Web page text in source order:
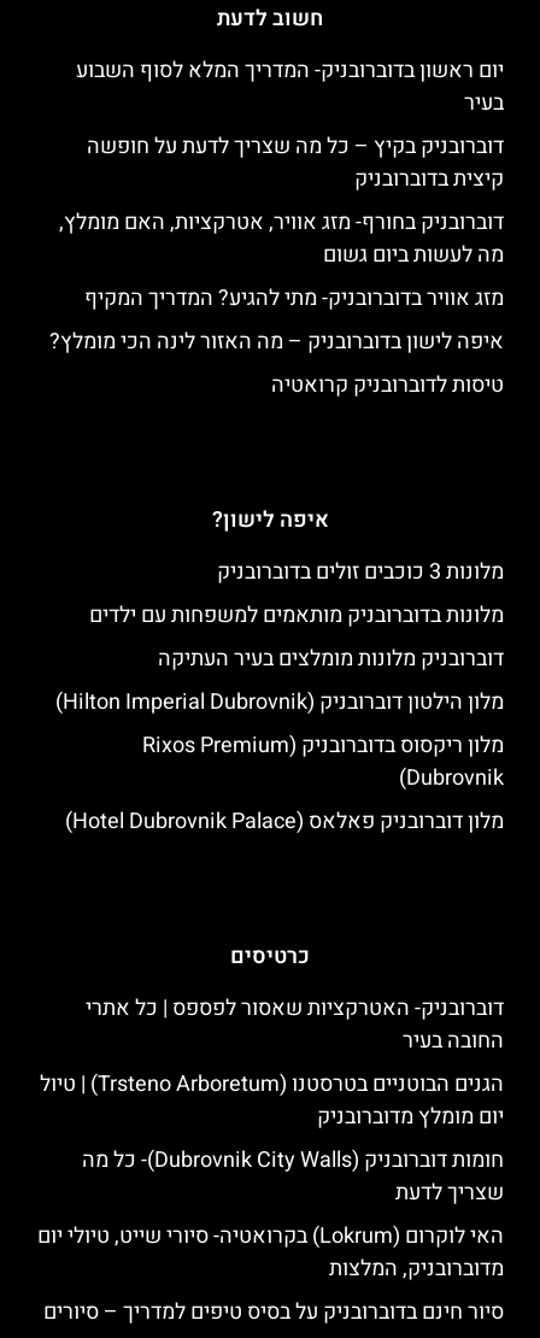
חשוב לדעת
יום ראשון בדוברובניק- המדריך המלא לסוף השבוע
בעיר
דוברובניק בקיץ – כל מה שצריך לדעת על חופשה
קיצית בדוברובניק
דוברובניק בחורף- מזג אוויר, אטרקציות, האם מומלץ,
מה לעשות ביום גשום
מזג אוויר בדוברובניק- מתי להגיע? המדריך המקיף
איפה לישון בדוברובניק – מה האזור לינה הכי מומלץ?
טיסות לדוברובניק קרואטיה
איפה לישון?
מלונות 3 כוכבים זולים בדוברובניק
מלונות בדוברובניק מותאמים למשפחות עם ילדים
דוברובניק מלונות מומלצים בעיר העתיקה
מלון הילטון דוברובניק (Hilton Imperial Dubrovnik)
מלון ריקסוס בדוברובניק (Rixos Premium
Dubrovnik)
מלון דוברובניק פאלאס (Hotel Dubrovnik Palace)
כרטיסים
דוברובניק- האטרקציות שאסור לפספס | כל אתרי
החובה בעיר
הגנים הבוטניים בטרסטנו (Trsteno Arboretum) | טיול
יום מומלץ מדוברובניק
חומות דוברובניק (Dubrovnik City Walls)- כל מה
שצריך לדעת
האי לוקרום (Lokrum) בקרואטיה- סיורי שייט, טיולי יום
מדוברובניק, המלצות
סיור חינם בדוברובניק על בסיס טיפים למדריך – סיורים